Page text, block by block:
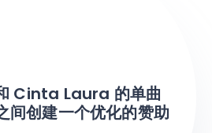
Cinta Laura 的单曲
创建一个优化的赞助